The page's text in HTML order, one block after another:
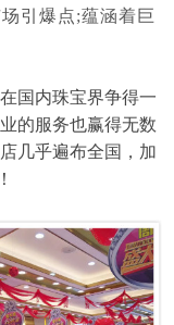
引爆点;蕴涵着巨
国内珠宝界争得一
的服务也赢得无数
几乎遍布全国，加